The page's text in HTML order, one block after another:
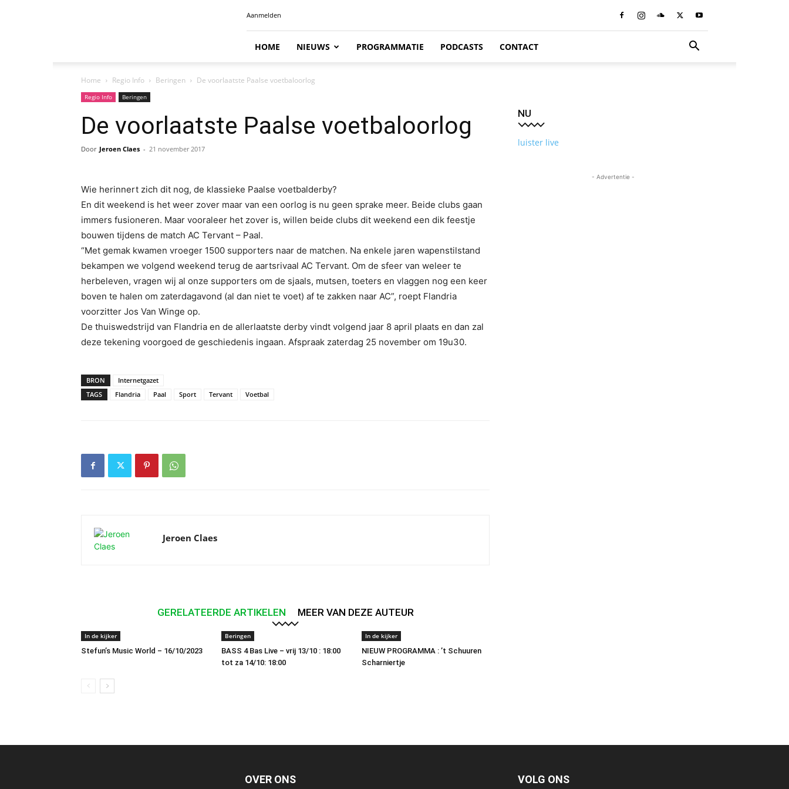
Aanmelden
HOME NIEUWS PROGRAMMATIE PODCASTS CONTACT
Home Regio Info Beringen De voorlaatste Paalse voetbaloorlog
Regio Info Beringen
De voorlaatste Paalse voetbaloorlog
Door Jeroen Claes - 21 november 2017
Wie herinnert zich dit nog, de klassieke Paalse voetbalderby?
En dit weekend is het weer zover maar van een oorlog is nu geen sprake meer. Beide clubs gaan
immers fusioneren. Maar vooraleer het zover is, willen beide clubs dit weekend een dik feestje
bouwen tijdens de match AC Tervant – Paal.
“Met gemak kwamen vroeger 1500 supporters naar de matchen. Na enkele jaren wapenstilstand
bekampen we volgend weekend terug de aartsrivaal AC Tervant. Om de sfeer van weleer te
herbeleven, vragen wij al onze supporters om de sjaals, mutsen, toeters en vlaggen nog een keer
boven te halen om zaterdagavond (al dan niet te voet) af te zakken naar AC”, roept Flandria
voorzitter Jos Van Winge op.
De thuiswedstrijd van Flandria en de allerlaatste derby vindt volgend jaar 8 april plaats en dan zal
deze tekening voorgoed de geschiedenis ingaan. Afspraak zaterdag 25 november om 19u30.
BRON
Internetgazet
TAGS
Flandria Paal Sport Tervant Voetbal
Jeroen Claes
GERELATEERDE ARTIKELEN MEER VAN DEZE AUTEUR
In de kijker
Stefun’s Music World – 16/10/2023
Beringen
BASS 4 Bas Live – vrij 13/10 : 18:00
tot za 14/10: 18:00
In de kijker
NIEUW PROGRAMMA : ’t Schuuren
Scharniertje
NU
luister live
- Advertentie -
OVER ONS VOLG ONS